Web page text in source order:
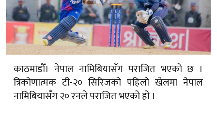
काठमाडौँ। नेपाल नामिबियासँग पराजित भएको छ ।
त्रिकोणात्मक टी-२० सिरिजको पहिलो खेलमा नेपाल
नामिबियासँग २० रनले पराजित भएको हो ।